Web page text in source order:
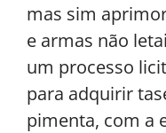
mas sim
e armas não
um processo
para adquirir
pimenta, com a